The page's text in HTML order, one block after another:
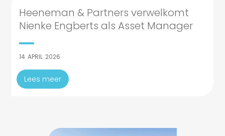
Heeneman & Partners verwelkomt
Nienke Engberts als Asset Manager
14 APRIL 2026
Lees meer